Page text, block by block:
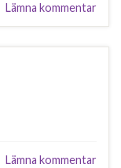
Lämna kommentar
Lämna kommentar